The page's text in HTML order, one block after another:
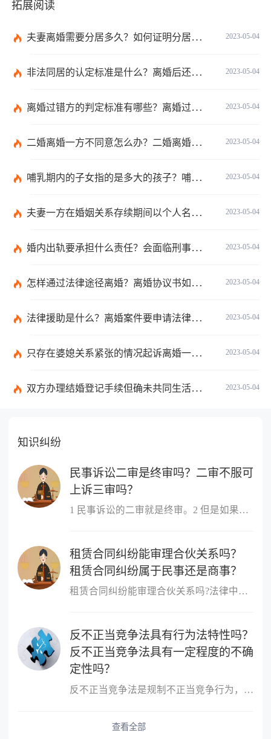
拓展阅读
2023-05-04
夫妻离婚需要分居多久？如何证明分居事实？
2023-05-04
非法同居的认定标准是什么？离婚后还在一起同居不违法吧？
2023-05-04
离婚过错方的判定标准有哪些？离婚过错方赔偿标准是什么？
2023-05-04
二婚离婚一方不同意怎么办？二婚离婚财产的分配与普通的离婚是相同的吗？
2023-05-04
哺乳期内的子女指的是多大的孩子？哺乳期父亲怎么争到孩子的抚养权？
2023-05-04
夫妻一方在婚姻关系存续期间以个人名义超出家庭日常生活需要所负的债务不属于夫妻共同债务吗？
2023-05-04
婚内出轨要承担什么责任？会面临刑事处罚吗？
2023-05-04
怎样通过法律途径离婚？离婚协议书如何书写？
2023-05-04
法律援助是什么？离婚案件要申请法律援助的范围是什么？
2023-05-04
只存在婆媳关系紧张的情况起诉离婚一般是不会判离的吗？离婚调解书的法律效力怎么样？
2023-05-04
双方办理结婚登记手续但确未共同生活当事人可以请求返还给付的彩礼吗？
知识纠纷
民事诉讼二审是终审吗？二审不服可
上诉三审吗？
1 民事诉讼的二审就是终审。2 但是如果认为二审的判决书有错误,当...
租赁合同纠纷能审理合伙关系吗？
租赁合同纠纷属于民事还是商事？
租赁合同纠纷能审理合伙关系吗?法律中规定租赁合同纠纷不能审理合伙...
反不正当竞争法具有行为法特性吗？
反不正当竞争法具有一定程度的不确
定性吗？
反不正当竞争法是规制不正当竞争行为，维护市场竞争秩序和市场主体...
查看全部